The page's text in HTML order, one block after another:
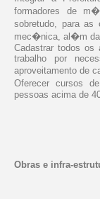
formadores de
sobretudo, para
mec�nica, al�m
Cadastrar todos os
trabalho por
aproveitamento de
Oferecer cursos
pessoas acima de
Obras e infra-